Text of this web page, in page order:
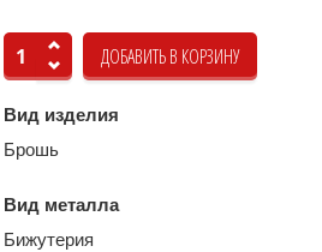
Вид изделия
Брошь
Вид металла
Бижутерия